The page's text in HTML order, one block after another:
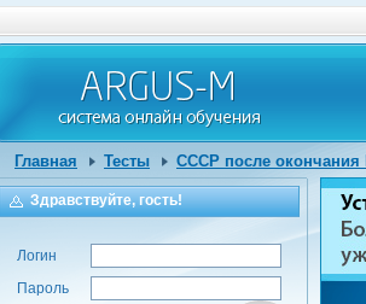
Главная Тесты СССР после окончания
Здравствуйте, гость!
Логин
Пароль